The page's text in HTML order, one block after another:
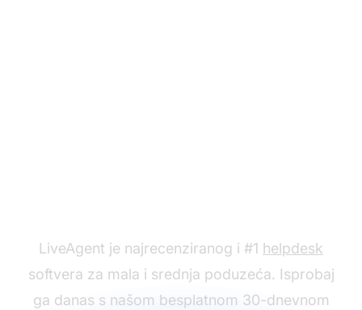
LiveAgent je najrecenziranog i #1 helpdesk
softvera za mala i srednja poduzeća. Isprobaj
ga danas s našom besplatnom 30-dnevnom